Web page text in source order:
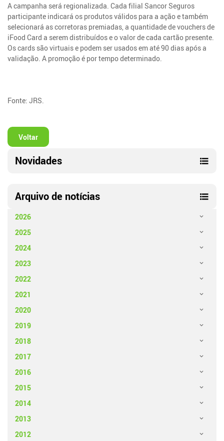
A campanha será regionalizada. Cada filial Sancor Seguros
participante indicará os produtos válidos para a ação e também
selecionará as corretoras premiadas, a quantidade de vouchers de
iFood Card a serem distribuídos e o valor de cada cartão presente.
Os cards são virtuais e podem ser usados em até 90 dias após a
validação. A promoção é por tempo determinado.
Fonte: JRS.
Voltar
Novidades
Arquivo de notícias
2026
2025
2024
2023
2022
2021
2020
2019
2018
2017
2016
2015
2014
2013
2012